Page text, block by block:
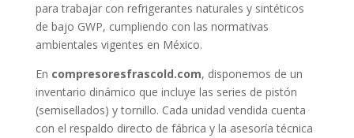
para trabajar con refrigerantes naturales y sintéticos
de bajo GWP, cumpliendo con las normativas
ambientales vigentes en México.
En compresoresfrascold.com, disponemos de un
inventario dinámico que incluye las series de pistón
(semisellados) y tornillo. Cada unidad vendida cuenta
con el respaldo directo de fábrica y la asesoría técnica